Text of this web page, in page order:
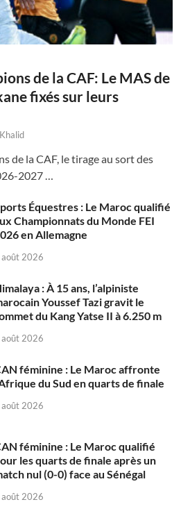
de la CAF: Le MAS de
fixés sur leurs
de la CAF, le tirage au sort des
2027 …
Équestres : Le Maroc qualifié
Championnats du Monde FEI
en Allemagne
2026
: À 15 ans, l’alpiniste
Youssef Tazi gravit le
du Kang Yatse II à 6.250 m
août 2026
féminine : Le Maroc affronte
du Sud en quarts de finale
août 2026
féminine : Le Maroc qualifié
les quarts de finale après un
nul (0-0) face au Sénégal
2026